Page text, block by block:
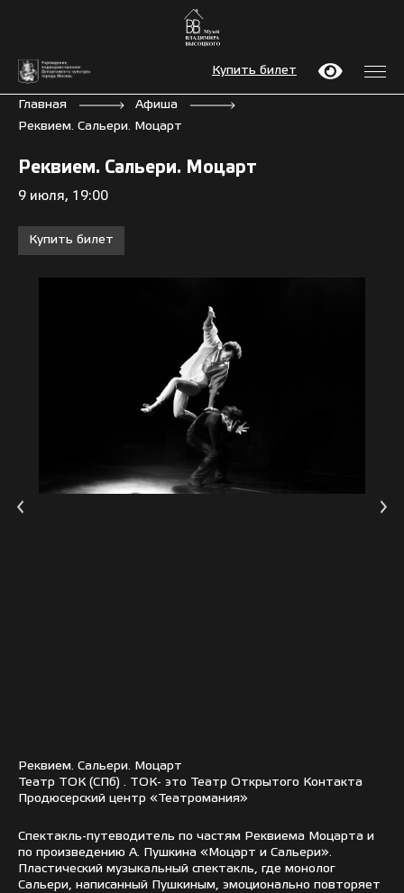
Купить билет
Главная
Афиша
Реквием. Сальери. Моцарт
Реквием. Сальери. Моцарт
9 июля, 19:00
Купить билет
Реквием. Сальери. Моцарт
Театр ТОК (СПб) . ТОК- это Театр Открытого Контакта
Продюсерский центр «Театромания»
Спектакль-путеводитель по частям Реквиема Моцарта и
по произведению А. Пушкина «Моцарт и Сальери».
Пластический музыкальный спектакль, где монолог
Сальери, написанный Пушкиным, эмоционально повторяет